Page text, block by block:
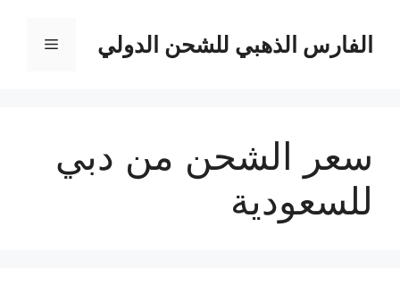
المحتوىالفارس الذهبي للشحن الدولي القائمة
سعر الشحن من دبي
للسعودية